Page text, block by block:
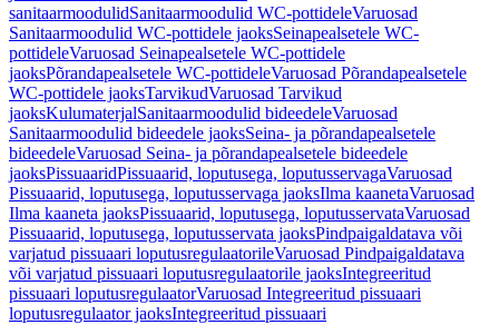
sanitaarmoodulidSanitaarmoodulid WC-pottideleVaruosad
Sanitaarmoodulid WC-pottidele jaoksSeinapealsetele WC-
pottideleVaruosad Seinapealsetele WC-pottidele
jaoksPõrandapealsetele WC-pottideleVaruosad Põrandapealsetele
WC-pottidele jaoksTarvikudVaruosad Tarvikud
jaoksKulumaterjalSanitaarmoodulid bideedeleVaruosad
Sanitaarmoodulid bideedele jaoksSeina- ja põrandapealsetele
bideedeleVaruosad Seina- ja põrandapealsetele bideedele
jaoksPissuaaridPissuaarid, loputusega, loputusservagaVaruosad
Pissuaarid, loputusega, loputusservaga jaoksIlma kaanetaVaruosad
Ilma kaaneta jaoksPissuaarid, loputusega, loputusservataVaruosad
Pissuaarid, loputusega, loputusservata jaoksPindpaigaldatava või
varjatud pissuaari loputusregulaatorileVaruosad Pindpaigaldatava
või varjatud pissuaari loputusregulaatorile jaoksIntegreeritud
pissuaari loputusregulaatorVaruosad Integreeritud pissuaari
loputusregulaator jaoksIntegreeritud pissuaari